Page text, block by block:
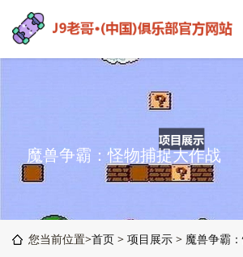
魔兽争霸：怪物捕捉大作战
您当前位置>首页 > 项目展示 > 魔兽争霸